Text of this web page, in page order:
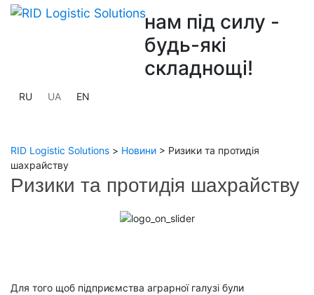
нам під силу -
будь-які
складнощі!
RU UA EN
RID Logistic Solutions > Новини > Ризики та протидія
шахрайству
Ризики та протидія шахрайству
Для того щоб підприємства аграрної галузі були